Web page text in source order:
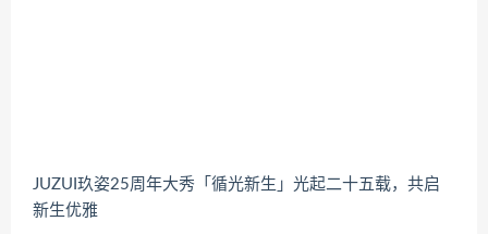
JUZUI玖姿25周年大秀「循光新生」光起二十五载，共启
新生优雅